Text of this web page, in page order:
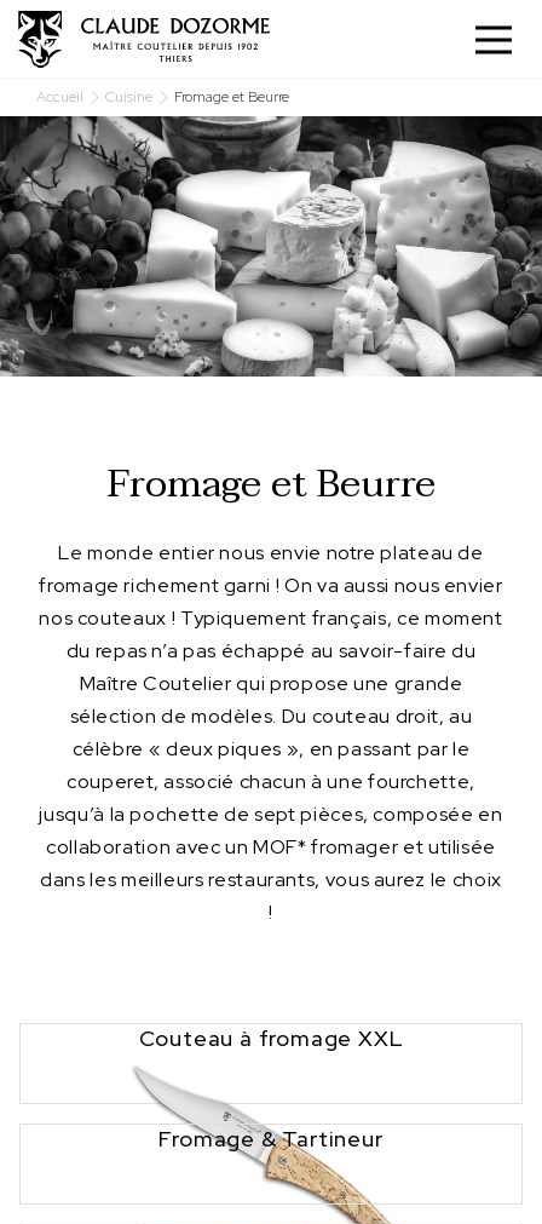
Accueil Cuisine Fromage et Beurre
Fromage et Beurre
Le monde entier nous envie notre plateau de
fromage richement garni ! On va aussi nous envier
nos couteaux ! Typiquement français, ce moment
du repas n’a pas échappé au savoir-faire du
Maître Coutelier qui propose une grande
sélection de modèles. Du couteau droit, au
célèbre « deux piques », en passant par le
couperet, associé chacun à une fourchette,
jusqu’à la pochette de sept pièces, composée en
collaboration avec un MOF* fromager et utilisée
dans les meilleurs restaurants, vous aurez le choix
!
Couteau à fromage XXL
Fromage & Tartineur
Panneau de gestion des cookies